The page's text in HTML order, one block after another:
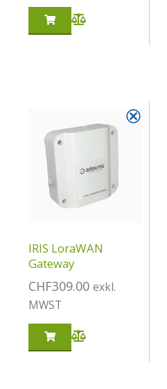
⮿
IRIS LoraWAN
Gateway
CHF309.00 exkl.
MWST